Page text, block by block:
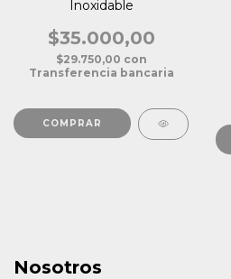
Inoxidable
$35.000,00
$29.750,00 con
Transferencia bancaria
Nosotros